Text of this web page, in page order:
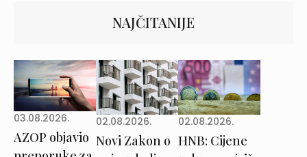
NAJČITANIJE
03.08.2026.
AZOP objavio
02.08.2026.
Novi Zakon o
02.08.2026.
HNB: Cijene